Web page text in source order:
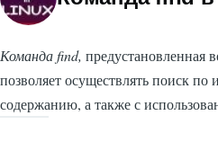
Команда find, предустановленная
позволяет осуществлять поиск по
содержанию, а также с